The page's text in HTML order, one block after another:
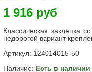
1 916 руб
Классическая заклепка
недорогой вариант
Артикул: 124014015-50
Наличие: Есть в наличии